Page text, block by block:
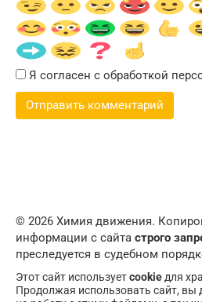
Я согласен с обработкой
© 2026 Химия движения.
информации с сайта строго
преследуется в судебном
Этот сайт используетcookie для
Продолжая использовать сайт, вы